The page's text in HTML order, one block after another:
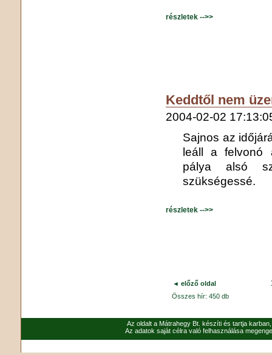
részletek -->>
Keddtől nem
2004-02-02
Sajnos az
leáll a felvonó
pálya alsó
szükségessé.
részletek -->>
◄ előző oldal
Összes hír: 450 db
Az oldalt a Mátrahegy Bt. készíti és tartja
Az adatok saját célra való felhasználása